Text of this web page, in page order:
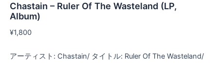
Chastain – Ruler Of The Wasteland (LP,
Album)
¥1,800
アーティスト: Chastain/ タイトル: Ruler Of The Wasteland/